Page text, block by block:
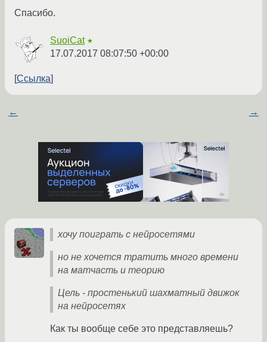
Спасибо.
SuoiCat ★
17.07.2017 08:07:50 +00:00
Ссылка
← →
хочу поиграть с нейросетями
но не хочется тратить много времени
на матчасть и теорию
Цель - простенький шахматный движок
на нейросетях
Как ты вообще себе это представляешь?